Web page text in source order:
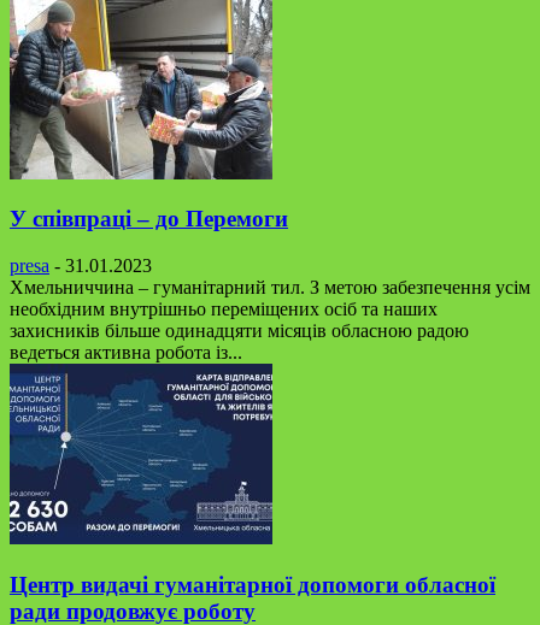
У співпраці – до Перемоги
presa - 31.01.2023
Хмельниччина – гуманітарний тил. З метою забезпечення усім
необхідним внутрішньо переміщених осіб та наших
захисників більше одинадцяти місяців обласною радою
ведеться активна робота із...
Центр видачі гуманітарної допомоги обласної
ради продовжує роботу